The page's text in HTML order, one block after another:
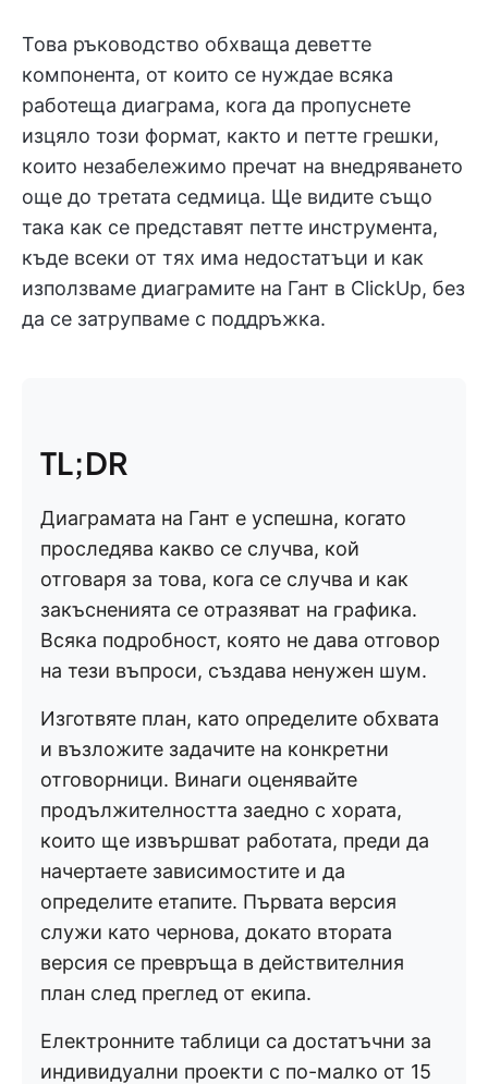
Това ръководство обхваща деветте
компонента, от които се нуждае всяка
работеща диаграма, кога да пропуснете
изцяло този формат, както и петте грешки,
които незабележимо пречат на внедряването
още до третата седмица. Ще видите също
така как се представят петте инструмента,
къде всеки от тях има недостатъци и как
използваме диаграмите на Гант в ClickUp, без
да се затрупваме с поддръжка.
TL;DR
Диаграмата на Гант е успешна, когато
проследява какво се случва, кой
отговаря за това, кога се случва и как
закъсненията се отразяват на графика.
Всяка подробност, която не дава отговор
на тези въпроси, създава ненужен шум.
Изготвяте план, като определите обхвата
и възложите задачите на конкретни
отговорници. Винаги оценявайте
продължителността заедно с хората,
които ще извършват работата, преди да
начертаете зависимостите и да
определите етапите. Първата версия
служи като чернова, докато втората
версия се превръща в действителния
план след преглед от екипа.
Електронните таблици са достатъчни за
индивидуални проекти с по-малко от 15